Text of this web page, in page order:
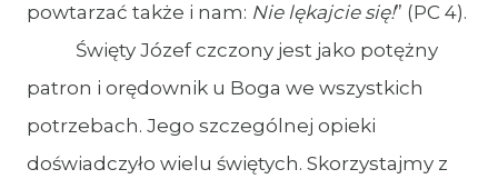
powtarzać także i nam: Nie lękajcie się!” (PC 4).
Święty Józef czczony jest jako potężny
patron i orędownik u Boga we wszystkich
potrzebach. Jego szczególnej opieki
doświadczyło wielu świętych. Skorzystajmy z